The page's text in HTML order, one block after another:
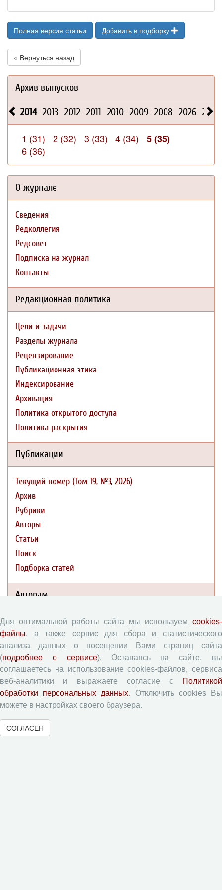
Полная версия статьи Добавить в подборку
« Вернуться назад
Архив выпусков
2014 2013 2012 2011 2010 2009 2008 2026 2025
1 (31) 2 (32) 3 (33) 4 (34)
5 (35)
6 (36)
О журнале
Сведения
Редколлегия
Редсовет
Подписка на журнал
Контакты
Редакционная политика
Цели и задачи
Разделы журнала
Рецензирование
Публикационная этика
Индексирование
Архивация
Политика открытого доступа
Политика раскрытия
Публикации
Текущий номер (Том 19, №3, 2026)
Архив
Рубрики
Авторы
Статьи
Поиск
Подборка статей
Авторам
Правила для авторов
Типовой лицензионный договор
Согласие на обработку персональных данных
Авторские права
Приватность
Рецензентам
Памятка рецензенту
Для оптимальной работы сайта мы используем cookies-
файлы, а также сервис для сбора и статистического
анализа данных о посещении Вами страниц сайта
(подробнее о сервисе). Оставаясь на сайте, вы
соглашаетесь на использование cookies-файлов, сервиса
веб-аналитики и выражаете согласие с
Политикой
обработки персональных данных. Отключить cookies Вы
можете в настройках своего браузера.
СОГЛАСЕН